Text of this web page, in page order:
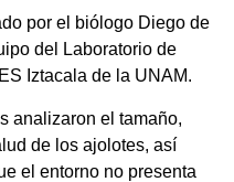
por el biólogo Diego de
del Laboratorio de
Iztacala de la UNAM.
analizaron el tamaño,
de los ajolotes, así
el entorno no presenta